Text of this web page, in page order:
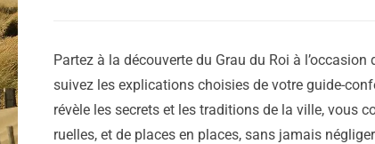
Partez à la découverte du Grau du Roi à l’occasion
suivez les explications choisies de votre guide-
révèle les secrets et les traditions de la ville, vous
ruelles, et de places en places, sans jamais